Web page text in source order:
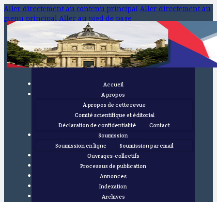
Aller directement au contenu principal Aller directement au
menu principal Aller au pied de page
Accueil
À propos
À propos de cette revue
Comité scientifique et éditorial
Déclaration de confidentialité
Contact
Soumission
Soumission en ligne
Soumission par email
Ouvrages-collectifs
Processus de publication
Annonces
Indexation
Archives